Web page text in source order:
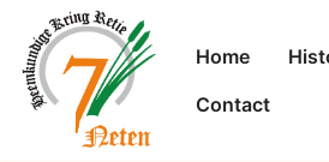
Home
Contact